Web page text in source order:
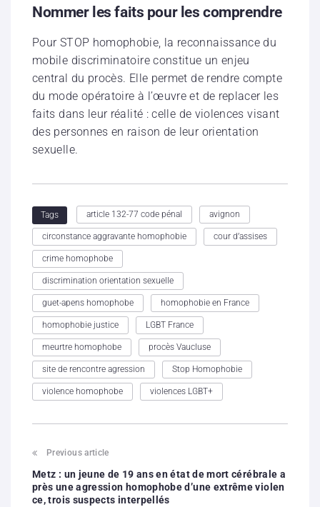
Nommer les faits pour les comprendre
Pour STOP homophobie, la reconnaissance du
mobile discriminatoire constitue un enjeu
central du procès. Elle permet de rendre compte
du mode opératoire à l’œuvre et de replacer les
faits dans leur réalité : celle de violences visant
des personnes en raison de leur orientation
sexuelle.
Tags article 132-77 code pénal avignon
circonstance aggravante homophobie cour d’assises
crime homophobe
discrimination orientation sexuelle
guet-apens homophobe homophobie en France
homophobie justice LGBT France
meurtre homophobe procès Vaucluse
site de rencontre agression Stop Homophobie
violence homophobe violences LGBT+
Previous article
Metz : un jeune de 19 ans en état de mort cérébrale a
près une agression homophobe d’une extrême violen
ce, trois suspects interpellés